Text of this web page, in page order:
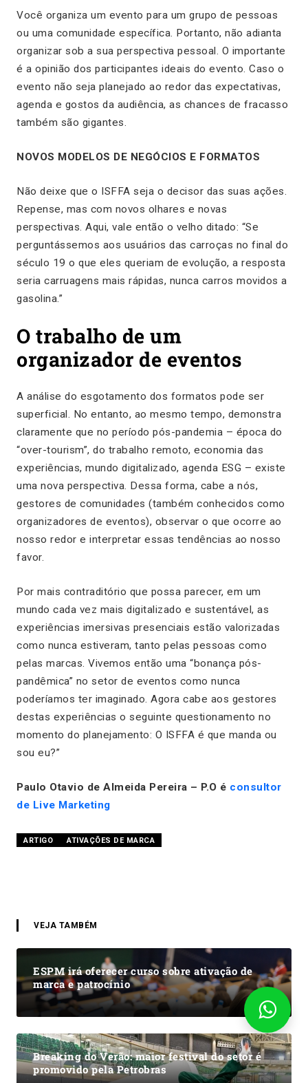
Você organiza um evento para um grupo de pessoas
ou uma comunidade específica. Portanto, não adianta
organizar sob a sua perspectiva pessoal. O importante
é a opinião dos participantes ideais do evento. Caso o
evento não seja planejado ao redor das expectativas,
agenda e gostos da audiência, as chances de fracasso
também são gigantes.
NOVOS MODELOS DE NEGÓCIOS E FORMATOS
Não deixe que o ISFFA seja o decisor das suas ações.
Repense, mas com novos olhares e novas
perspectivas. Aqui, vale então o velho ditado: “Se
perguntássemos aos usuários das carroças no final do
século 19 o que eles queriam de evolução, a resposta
seria carruagens mais rápidas, nunca carros movidos a
gasolina.”
O trabalho de um
organizador de eventos
A análise do esgotamento dos formatos pode ser
superficial. No entanto, ao mesmo tempo, demonstra
claramente que no período pós-pandemia – época do
“over-tourism”, do trabalho remoto, economia das
experiências, mundo digitalizado, agenda ESG – existe
uma nova perspectiva. Dessa forma, cabe a nós,
gestores de comunidades (também conhecidos como
organizadores de eventos), observar o que ocorre ao
nosso redor e interpretar essas tendências ao nosso
favor.
Por mais contraditório que possa parecer, em um
mundo cada vez mais digitalizado e sustentável, as
experiências imersivas presenciais estão valorizadas
como nunca estiveram, tanto pelas pessoas como
pelas marcas. Vivemos então uma “bonança pós-
pandêmica” no setor de eventos como nunca
poderíamos ter imaginado. Agora cabe aos gestores
destas experiências o seguinte questionamento no
momento do planejamento: O ISFFA é que manda ou
sou eu?”
Paulo Otavio de Almeida Pereira – P.O é consultor
de Live Marketing
ARTIGO ATIVAÇÕES DE MARCA
VEJA TAMBÉM
ESPM irá oferecer curso sobre ativação de
marca e patrocínio
Breaking do Verão: maior festival do setor é
promovido pela Petrobras